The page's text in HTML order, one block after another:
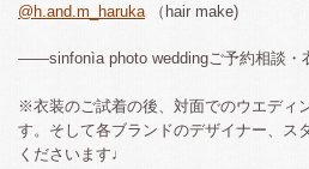
@h.and.m_haruka （hair make)
——sinfonìa photo weddingご予約相談
※衣装のご試着の後、対面でのウエディ
す。そして各ブランドのデザイナー、ス
くださいます♩